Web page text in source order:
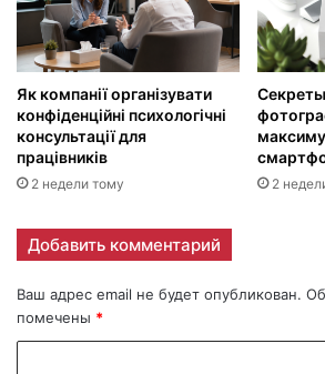
Як компанії організувати
конфіденційні психологічні
консультації для
працівників
2 недели тому 2
Добавить комментарий
Ваш адрес email не будет опубликован.
помечены *